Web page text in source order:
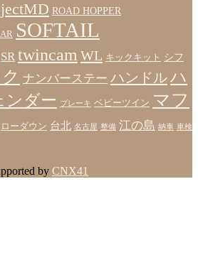
ROAD HOPPER
SOFTAIL
SR twincam WL キックキット シフ
ナンバーステー ハンドルハ
ンダー ブレーキ ベビーツイン マフ
ローダウン 台北 名古屋 整備 江の島 納車 車検
by CNX41